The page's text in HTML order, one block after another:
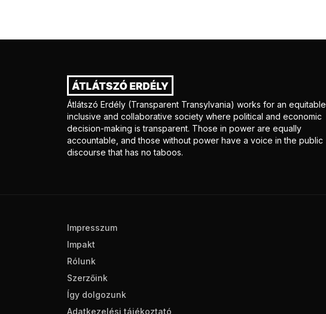
Átlátszó Erdély (Transparent Transylvania) works for an equitable,
inclusive and collaborative society where political and economic
decision-making is transparent. Those in power are equally
accountable, and those without power have a voice in the public
discourse that has no taboos.
Impresszum
Impakt
Rólunk
Szerzőink
Így dolgozunk
Adatkezelési tájékoztató